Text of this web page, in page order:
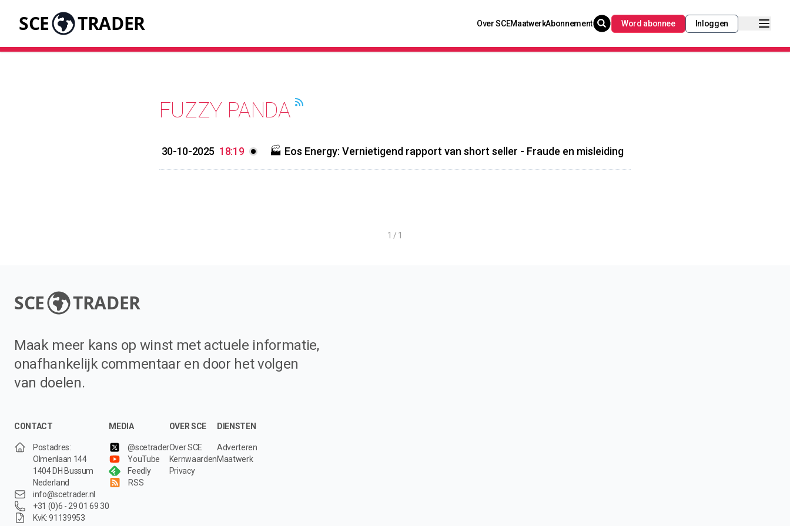
SCE TRADER Over SCEMaatwerkAbonnement Word abonnee Inloggen
FUZZY PANDA
30-10-2025 18:19 🏭 Eos Energy: Vernietigend rapport van short seller - Fraude en misleiding
1 / 1
SCE TRADER
Maak meer kans op winst met actuele informatie,
onafhankelijk commentaar en door het volgen
van doelen.
CONTACT
Postadres:
Olmenlaan 144
1404 DH Bussum
Nederland
info@scetrader.nl
+31 (0)6 - 29 01 69 30
KvK: 91139953
MEDIA
@scetrader
YouTube
Feedly
RSS
OVER SCE
Over SCE
Kernwaarden
Privacy
DIENSTEN
Adverteren
Maatwerk